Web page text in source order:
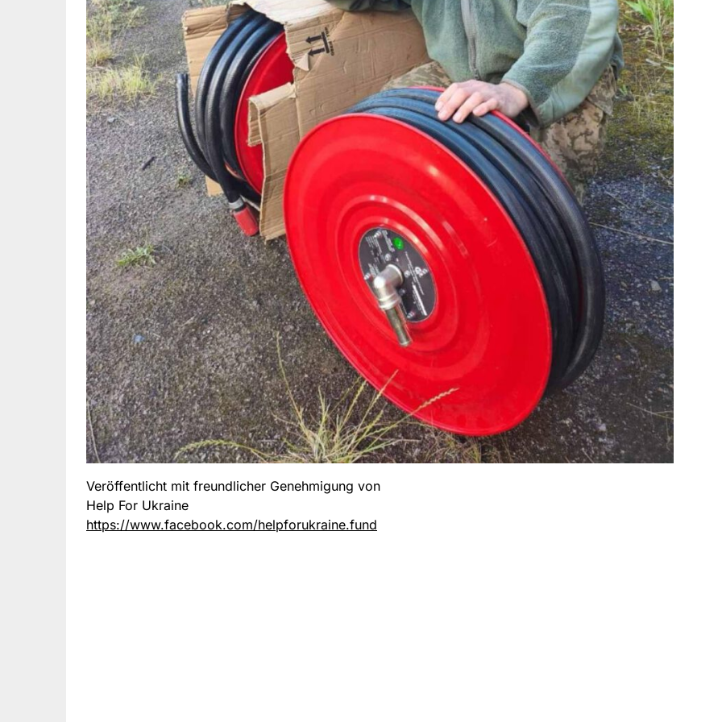
Veröffentlicht mit freundlicher Genehmigung von
Help For Ukraine
https://www.facebook.com/helpforukraine.fund